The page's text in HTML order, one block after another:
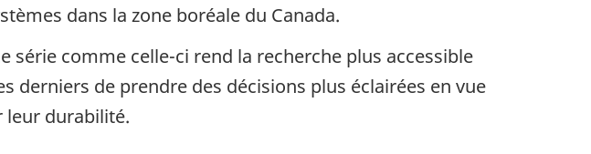
dans la zone boréale du Canada.
série comme celle-ci rend la recherche plus accessible
derniers de prendre des décisions plus éclairées en vue
leur durabilité.